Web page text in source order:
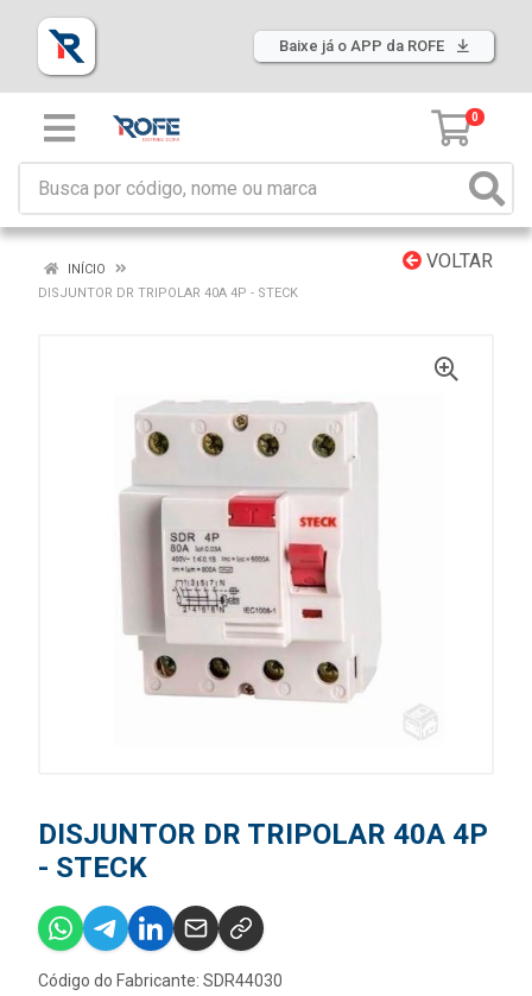
Baixe já o APP da ROFE
0
VOLTAR
INÍCIO
DISJUNTOR DR TRIPOLAR 40A 4P - STECK
DISJUNTOR DR TRIPOLAR 40A 4P
- STECK
Código do Fabricante: SDR44030